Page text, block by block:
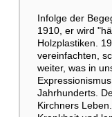
Infolge der
1910, er wird
Holzplastiken.
vereinfachten,
weiter, was in
Jahrhunderts.
Kirchners